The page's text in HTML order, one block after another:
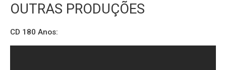
OUTRAS PRODUÇÕES
CD 180 Anos: